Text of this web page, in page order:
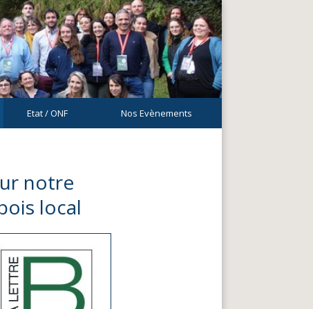
Etat / ONF Nos Evènements
notre
local